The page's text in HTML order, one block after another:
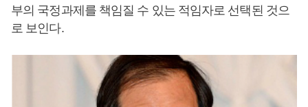
부의 국정과제를 책임질 수 있는 적임자로 선택된 것으
로 보인다.